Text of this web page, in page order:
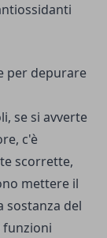
per depurare
se si avverte
c'è
scorrette,
mettere il
sostanza del
funzioni